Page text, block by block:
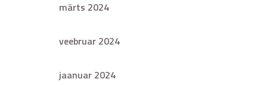
märts 2024
veebruar 2024
jaanuar 2024